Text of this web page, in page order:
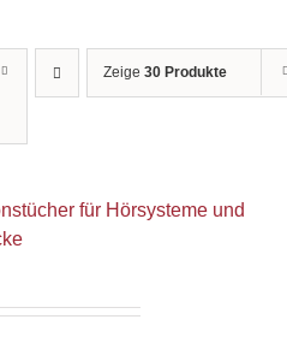
Zeige 30 Produkte
für Hörsysteme und